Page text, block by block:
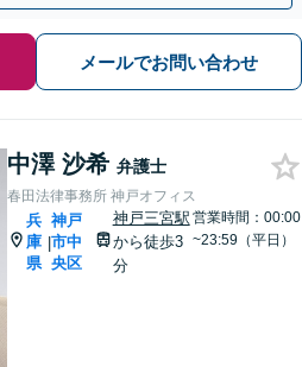
メールでお問い合わせ
中澤 沙希 弁護士
春田法律事務所 神戸オフィス
兵
庫
県
|
神戸
市中
央区
神戸三宮駅
から徒歩3
分
営業時間：00:00
~23:59（平日）